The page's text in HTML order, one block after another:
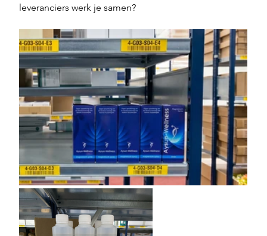
leveranciers werk je samen?